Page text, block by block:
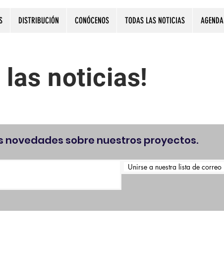
DISTRIBUCIÓN CONÓCENOS TODAS LAS NOTICIAS AGENDA
las noticias!
novedades sobre nuestros proyectos.
Unirse a nuestra lista de correo